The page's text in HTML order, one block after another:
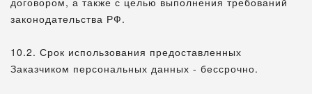
законодательства РФ.
10.2. Срок использования предоставленных
Заказчиком персональных данных - бессрочно.